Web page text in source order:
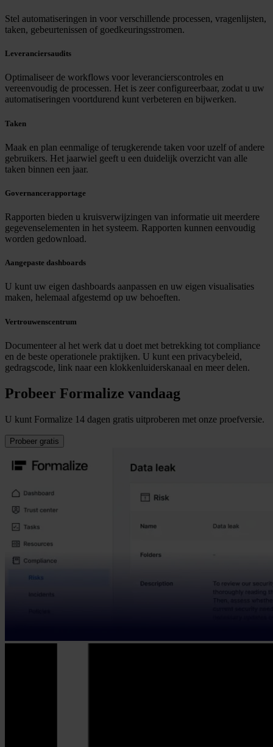
Stel automatiseringen in voor verschillende processen, vragenlijsten,
taken, gebeurtenissen of goedkeuringsstromen.
Leveranciersaudits
Optimaliseer de workflows voor leverancierscontroles en
vereenvoudig de processen. Het is zeer configureerbaar, zodat u uw
automatiseringen voortdurend kunt verbeteren en bijwerken.
Taken
Maak en plan eenmalige of terugkerende taken voor uzelf of andere
gebruikers. Het jaarwiel geeft u een duidelijk overzicht van alle
taken binnen een jaar.
Governancerapportage
Rapporten bieden u kruisverwijzingen van informatie uit meerdere
gegevenselementen in het systeem. Rapporten kunnen eenvoudig
worden gedownload.
Aangepaste dashboards
U kunt uw eigen dashboards aanpassen en uw eigen visualisaties
maken, helemaal afgestemd op uw behoeften.
Vertrouwenscentrum
Documenteer al het werk dat u doet met betrekking tot compliance
en de beste operationele praktijken. U kunt een privacybeleid,
gedragscode, link naar een klokkenluiderskanaal en meer delen.
Probeer Formalize vandaag
U kunt Formalize 14 dagen gratis uitproberen met onze proefversie.
Probeer gratis